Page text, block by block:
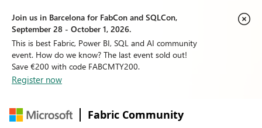
Join us in Barcelona for FabCon and SQLCon,
September 28 - October 1, 2026.
This is best Fabric, Power BI, SQL and AI community
event. How do we know? The last event sold out!
Save €200 with code FABCMTY200.
Register now
Fabric Community